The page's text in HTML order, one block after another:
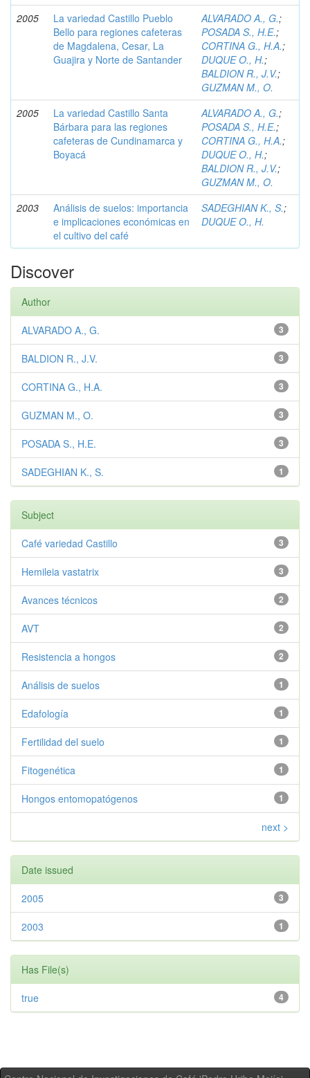
2005
La variedad Castillo Pueblo
Bello para regiones cafeteras
de Magdalena, Cesar, La
Guajira y Norte de Santander
ALVARADO A., G.;
POSADA S., H.E.;
CORTINA G., H.A.;
DUQUE O., H.;
BALDION R., J.V.;
GUZMAN M., O.
2005
La variedad Castillo Santa
Bárbara para las regiones
cafeteras de Cundinamarca y
Boyacá
ALVARADO A., G.;
POSADA S., H.E.;
CORTINA G., H.A.;
DUQUE O., H.;
BALDION R., J.V.;
GUZMAN M., O.
2003
Análisis de suelos: importancia
e implicaciones económicas en
el cultivo del café
SADEGHIAN K., S.;
DUQUE O., H.
Discover
Author
3
ALVARADO A., G.
3
BALDION R., J.V.
3
CORTINA G., H.A.
3
GUZMAN M., O.
3
POSADA S., H.E.
1
SADEGHIAN K., S.
Subject
3
Café variedad Castillo
3
Hemileia vastatrix
2
Avances técnicos
2
AVT
2
Resistencia a hongos
1
Análisis de suelos
1
Edafología
1
Fertilidad del suelo
1
Fitogenética
1
Hongos entomopatógenos
next >
Date issued
3
2005
1
2003
Has File(s)
4
true